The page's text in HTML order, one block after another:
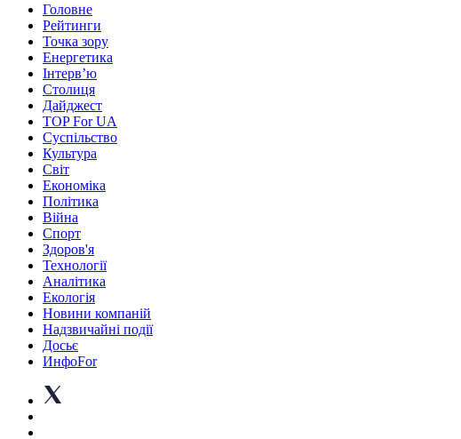
Головне
Рейтинги
Точка зору
Енергетика
Інтерв’ю
Столиця
Дайджест
TOP For UA
Суспiльство
Культура
Світ
Економіка
Політика
Війна
Спорт
Здоров'я
Технології
Аналітика
Екологія
Новини компаній
Надзвичайні події
Досьє
ИнфоFor